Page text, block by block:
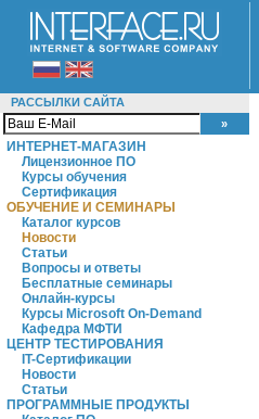
РАССЫЛКИ САЙТА
ИНТЕРНЕТ-МАГАЗИН
Лицензионное ПО
Курсы обучения
Сертификация
ОБУЧЕНИЕ И СЕМИНАРЫ
Каталог курсов
Новости
Статьи
Вопросы и ответы
Бесплатные семинары
Онлайн-курсы
Курсы Microsoft On-Demand
Кафедра МФТИ
ЦЕНТР ТЕСТИРОВАНИЯ
IT-Сертификации
Новости
Статьи
ПРОГРАММНЫЕ ПРОДУКТЫ